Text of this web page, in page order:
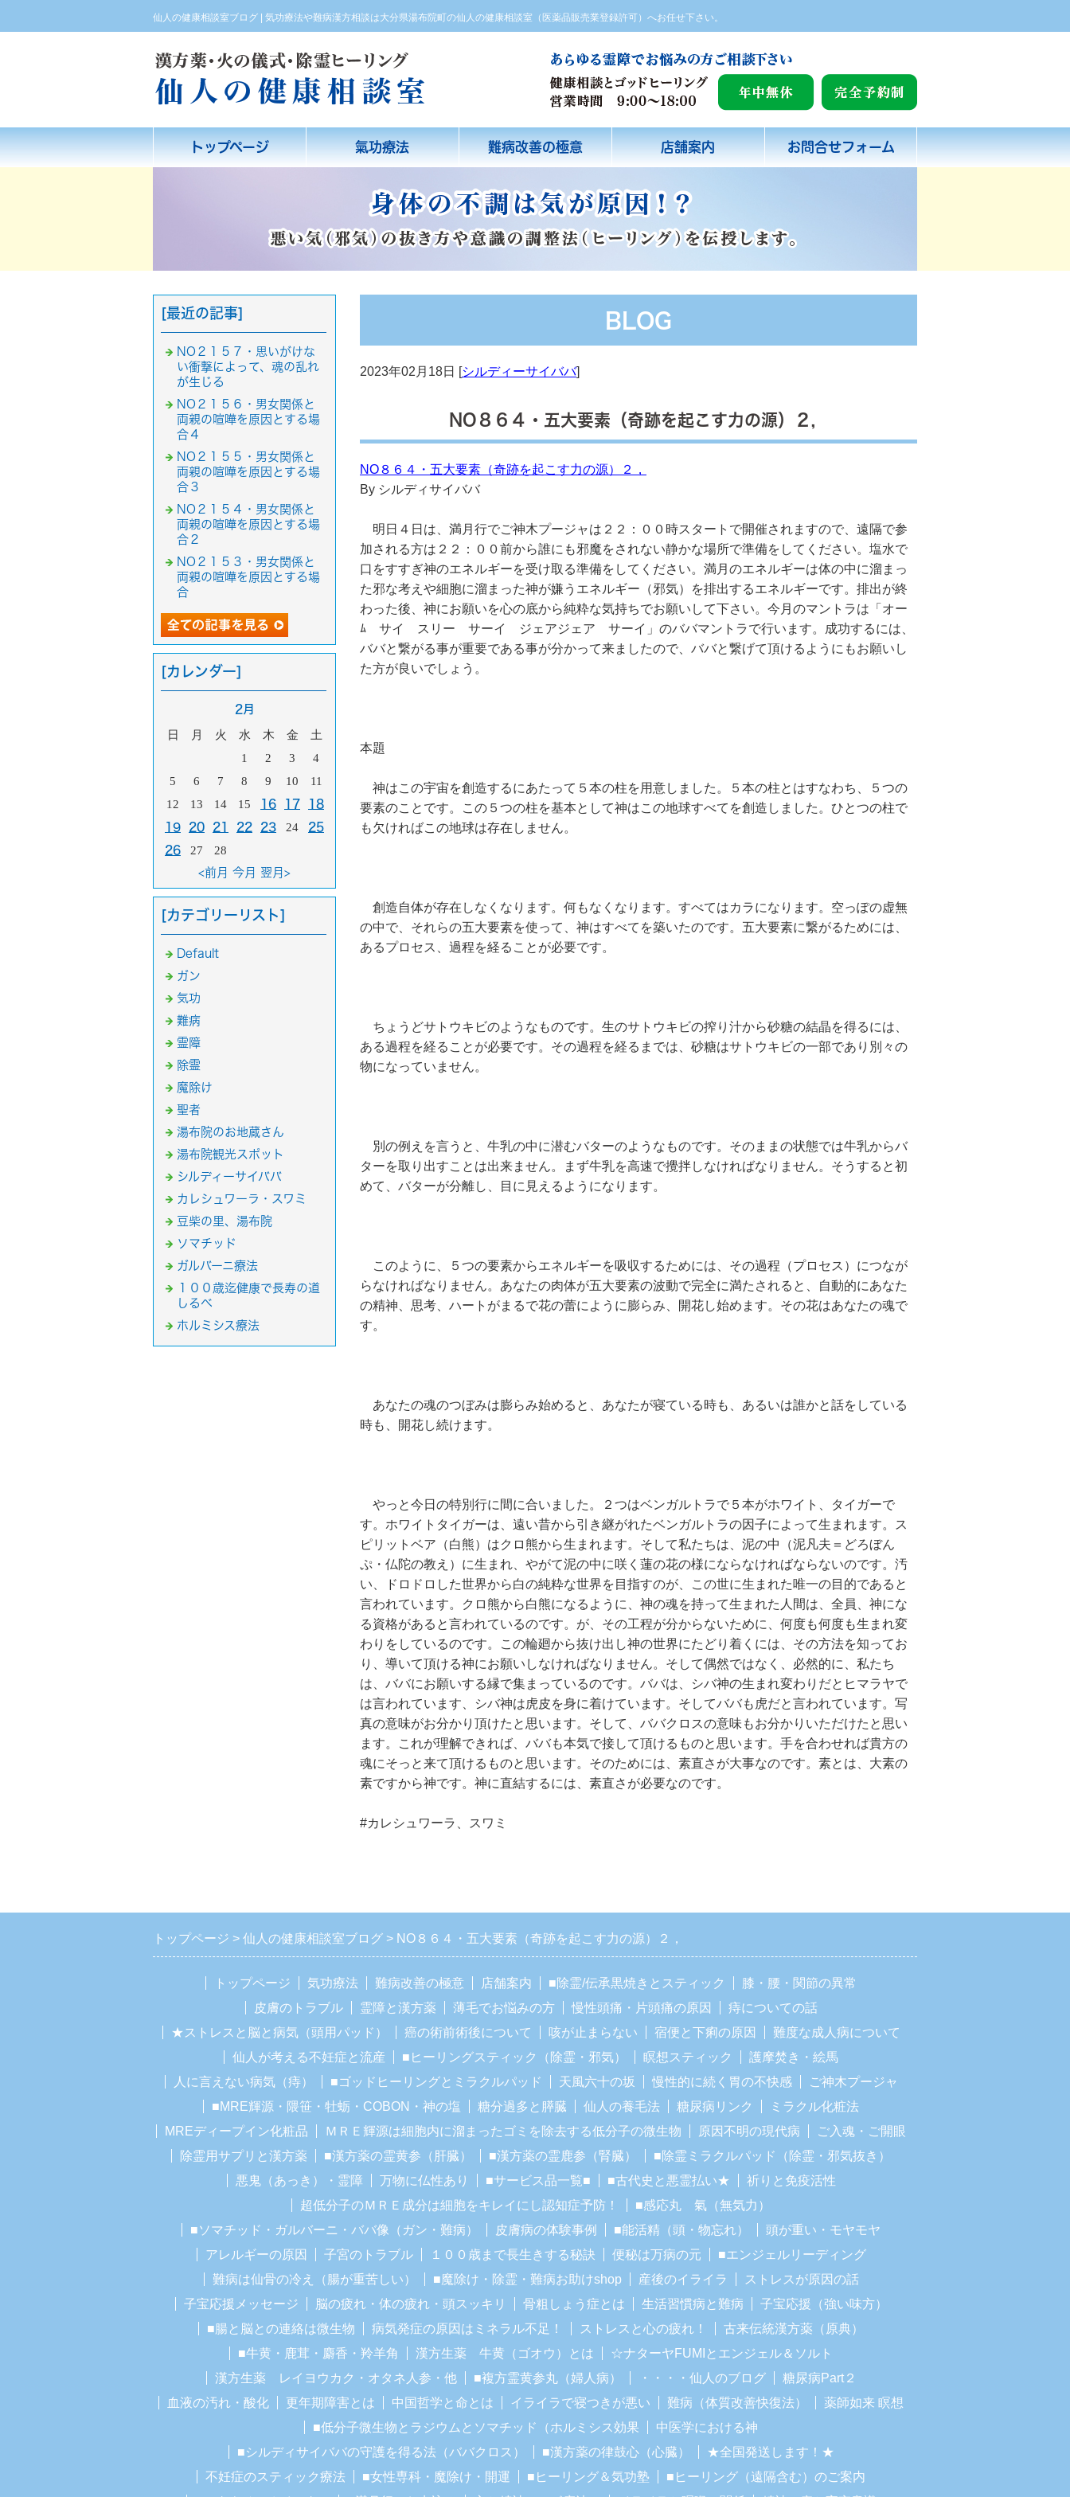
仙人の健康相談室ブログ | 気功療法や難病漢方相談は大分県湯布院町の仙人の健康相談室（医薬品販売業登録許可）へお任せ下さい。
トップページ 氣功療法 難病改善の極意 店舗案内 お問合せフォーム
BLOG
2023年02月18日 [シルディーサイババ]
NO８６４・五大要素（奇跡を起こす力の源）２，
NO８６４・五大要素（奇跡を起こす力の源）２，
By シルディサイババ
明日４日は、満月行でご神木プージャは２２：００時スタートで開催されますので、遠隔で参
加される方は２２：００前から誰にも邪魔をされない静かな場所で準備をしてください。塩水で
口をすすぎ神のエネルギーを受け取る準備をしてください。満月のエネルギーは体の中に溜まっ
た邪な考えや細胞に溜まった神が嫌うエネルギー（邪気）を排出するエネルギーです。排出が終
わった後、神にお願いを心の底から純粋な気持ちでお願いして下さい。今月のマントラは「オー
ﾑ サイ スリー サーイ ジェアジェア サーイ」のババマントラで行います。成功するには、
ババと繋がる事が重要である事が分かって来ましたので、ババと繋げて頂けるようにもお願いし
た方が良いでしょう。
本題
神はこの宇宙を創造するにあたって５本の柱を用意しました。５本の柱とはすなわち、５つの
要素のことです。この５つの柱を基本として神はこの地球すべてを創造しました。ひとつの柱で
も欠ければこの地球は存在しません。
創造自体が存在しなくなります。何もなくなります。すべてはカラになります。空っぽの虚無
の中で、それらの五大要素を使って、神はすべてを築いたのです。五大要素に繋がるためには、
あるプロセス、過程を経ることが必要です。
ちょうどサトウキビのようなものです。生のサトウキビの搾り汁から砂糖の結晶を得るには、
ある過程を経ることが必要です。その過程を経るまでは、砂糖はサトウキビの一部であり別々の
物になっていません。
別の例えを言うと、牛乳の中に潜むバターのようなものです。そのままの状態では牛乳からバ
ターを取り出すことは出来ません。まず牛乳を高速で攪拌しなければなりません。そうすると初
めて、バターが分離し、目に見えるようになります。
このように、５つの要素からエネルギーを吸収するためには、その過程（プロセス）につなが
らなければなりません。あなたの肉体が五大要素の波動で完全に満たされると、自動的にあなた
の精神、思考、ハートがまるで花の蕾にように膨らみ、開花し始めます。その花はあなたの魂で
す。
あなたの魂のつぼみは膨らみ始めると、あなたが寝ている時も、あるいは誰かと話をしている
時も、開花し続けます。
やっと今日の特別行に間に合いました。２つはベンガルトラで５本がホワイト、タイガーで
す。ホワイトタイガーは、遠い昔から引き継がれたベンガルトラの因子によって生まれます。ス
ピリットベア（白熊）はクロ熊から生まれます。そして私たちは、泥の中（泥凡夫＝どろぼん
ぷ・仏陀の教え）に生まれ、やがて泥の中に咲く蓮の花の様にならなければならないのです。汚
い、ドロドロした世界から白の純粋な世界を目指すのが、この世に生まれた唯一の目的であると
言われています。クロ熊から白熊になるように、神の魂を持って生まれた人間は、全員、神にな
る資格があると言われているのです。が、その工程が分からないために、何度も何度も生まれ変
わりをしているのです。この輪廻から抜け出し神の世界にたどり着くには、その方法を知ってお
り、導いて頂ける神にお願いしなければなりません。そして偶然ではなく、必然的に、私たち
は、ババにお願いする縁で集まっているのです。ババは、シバ神の生まれ変わりだとヒマラヤで
は言われています、シバ神は虎皮を身に着けています。そしてババも虎だと言われています。写
真の意味がお分かり頂けたと思います。そして、ババクロスの意味もお分かりいただけたと思い
ます。これが理解できれば、ババも本気で接して頂けるものと思います。手を合わせれば貴方の
魂にそっと来て頂けるものと思います。そのためには、素直さが大事なのです。素とは、大素の
素ですから神です。神に直結するには、素直さが必要なのです。
#カレシュワーラ、スワミ
[最近の記事]
NO２１５７・思いがけな
い衝撃によって、魂の乱れ
が生じる
NO２１５６・男女関係と
両親の喧嘩を原因とする場
合４
NO２１５５・男女関係と
両親の喧嘩を原因とする場
合３
NO２１５４・男女関係と
両親の喧嘩を原因とする場
合２
NO２１５３・男女関係と
両親の喧嘩を原因とする場
合
[カレンダー]
2月
日 月 火 水 木 金
土
1
2 3
4
5
6 7 8 9 10
11
12
13 14 15 16 17
18
19
20 21 22 23 24
25
26
27 28
<前月 今月 翌月>
[カテゴリーリスト]
Default
ガン
気功
難病
霊障
除霊
魔除け
聖者
湯布院のお地蔵さん
湯布院観光スポット
シルディーサイババ
カレシュワーラ・スワミ
豆柴の里、湯布院
ソマチッド
ガルバーニ療法
１００歳迄健康で長寿の道
しるべ
ホルミシス療法
トップページ 仙人の健康相談室ブログ NO８６４・五大要素（奇跡を起こす力の源）２，
トップページ 気功療法 難病改善の極意 店舗案内 ■除霊/伝承黒焼きとスティック
膝・腰・関節の異常
皮膚のトラブル
霊障と漢方薬 薄毛でお悩みの方 慢性頭痛・片頭痛の原因
痔についての話
★ストレスと脳と病気（頭用パッド）
癌の術前術後について 咳が止まらない 宿便と下痢の原因
難度な成人病について
仙人が考える不妊症と流産
■ヒーリングスティック（除霊・邪気） 瞑想スティック
護摩焚き・絵馬
人に言えない病気（痔）
■ゴッドヒーリングとミラクルパッド 天風六十の坂 慢性的に続く胃の不快感
ご神木プージャ
■MRE輝源・隈笹・牡蛎・COBON・神の塩
糖分過多と膵臓 仙人の養毛法 糖尿病リンク
ミラクル化粧法
MREディープイン化粧品
ＭＲＥ輝源は細胞内に溜まったゴミを除去する低分子の微生物 原因不明の現代病
ご入魂・ご開眼
除霊用サプリと漢方薬
■漢方薬の霊黄参（肝臓） ■漢方薬の霊鹿参（腎臓）
■除霊ミラクルパッド（除霊・邪気抜き）
悪鬼（あっき）・霊障
万物に仏性あり ■サービス品一覧■ ■古代史と悪霊払い★
祈りと免疫活性
超低分子のＭＲＥ成分は細胞をキレイにし認知症予防！
■感応丸 氣（無気力）
■ソマチッド・ガルバーニ・ババ像（ガン・難病）
皮膚病の体験事例 ■能活精（頭・物忘れ）
頭が重い・モヤモヤ
アレルギーの原因
子宮のトラブル １００歳まで長生きする秘訣 便秘は万病の元
■エンジェルリーディング
難病は仙骨の冷え（腸が重苦しい）
■魔除け・除霊・難病お助けshop 産後のイライラ
ストレスが原因の話
子宝応援メッセージ
脳の疲れ・体の疲れ・頭スッキリ 骨粗しょう症とは 生活習慣病と難病
子宝応援（強い味方）
■腸と脳との連絡は微生物
病気発症の原因はミネラル不足！ ストレスと心の疲れ！
古来伝統漢方薬（原典）
■牛黄・鹿茸・麝香・羚羊角
漢方生薬 牛黄（ゴオウ）とは
☆ナターヤFUMIとエンジェル＆ソルト
漢方生薬 レイヨウカク・オタネ人参・他
■複方霊黄参丸（婦人病） ・・・・仙人のブログ
糖尿病Part２
血液の汚れ・酸化
更年期障害とは 中国哲学と命とは イライラで寝つきが悪い 難病（体質改善快復法）
薬師如来 瞑想
■低分子微生物とラジウムとソマチッド（ホルミシス効果
中医学における神
■シルディサイババの守護を得る法（ババクロス）
■漢方薬の律鼓心（心臓）
★全国発送します！★
不妊症のスティック療法
■女性専科・魔除け・開運 ■ヒーリング＆気功塾
■ヒーリング（遠隔含む）のご案内